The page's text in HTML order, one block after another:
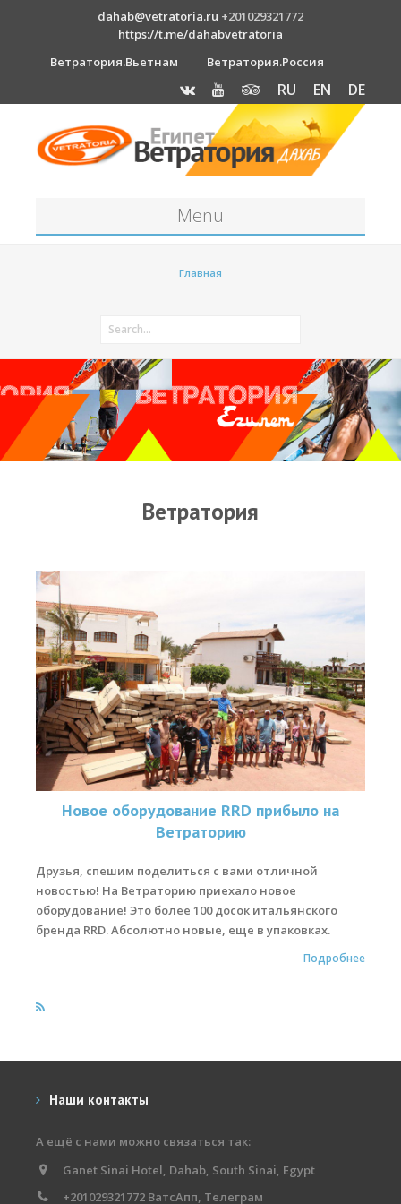
dahab@vetratoria.ru +201029321772
https://t.me/dahabvetratoria
Ветратория.Вьетнам
Ветратория.Россия
RU EN DE
Menu
Как к нам добраться?
Отель Canion
Прогноз погоды
Оборудование
Виртуальный тур Ганет Синай
ВиндСерфКидс
Новости
Медиа
Медиа архив
Фотки
Места катания
Наши Станции
Ветратория.Вьетнам
Ветратория Россия
Продажа оборудования
Система скидок
Главная
Ветратория
Новое оборудование RRD прибыло на
Ветраторию
Друзья, спешим поделиться с вами отличной
новостью! На Ветраторию приехало новое
оборудование! Это более 100 досок итальянского
бренда RRD. Абсолютно новые, еще в упаковках.
Подробнее
Наши контакты
А ещё с нами можно связаться так:
Ganet Sinai Hotel, Dahab, South Sinai, Egypt
+201029321772 ВатсАпп, Телеграм